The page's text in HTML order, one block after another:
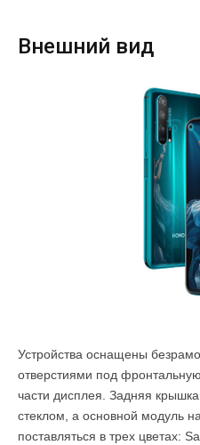
Внешний вид
Устройства оснащены
отверстиями под
части дисплея. Задняя
стеклом, а основной модуль
поставляться в трех цветах: